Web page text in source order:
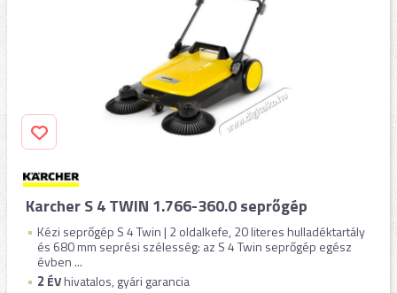
Karcher S 4 TWIN 1.766-360.0 seprőgép
Kézi seprőgép S 4 Twin | 2 oldalkefe, 20 literes hulladéktartály
és 680 mm seprési szélesség: az S 4 Twin seprőgép egész
évben ...
2 ÉVhivatalos, gyári garancia